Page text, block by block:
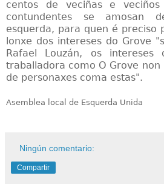
centos de veciñas e
contundentes se amosan
esquerda, para quen é preciso
lonxe dos intereses do Grove
Rafael Louzán, os
traballadora como O Grove non
de personaxes coma estas".
Asemblea local de Esquerda Unida
Ningún comentario:
Compartir